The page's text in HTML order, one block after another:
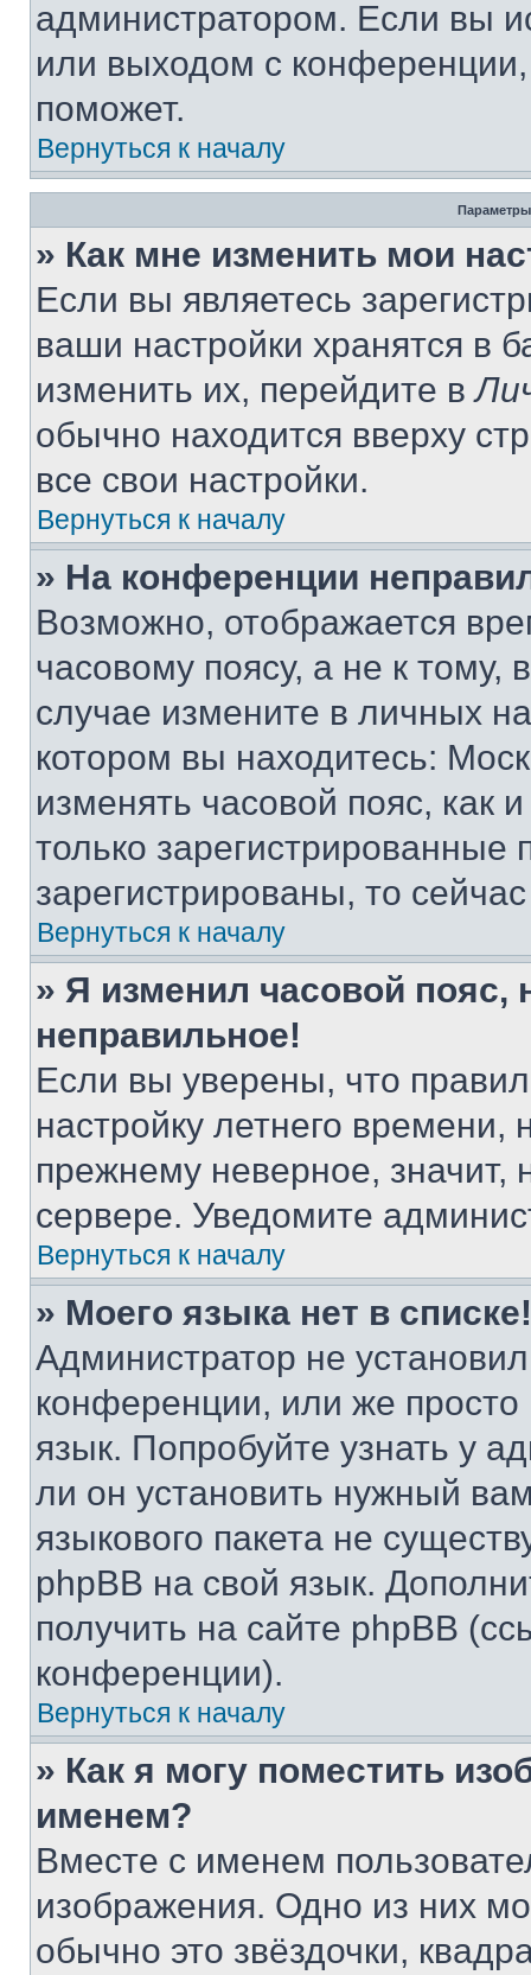
администратором. Если вы
или выходом с
поможет.
Вернуться к началу
Параметры
» Как мне изменить мои
Если вы являетесь
ваши настройки хранятся в
изменить их, перейдите в
обычно находится вверху
все свои настройки.
Вернуться к началу
» На конференции
Возможно, отображается
часовому поясу, а не к тому,
случае измените в личных
котором вы находитесь:
изменять часовой пояс, как
только
зарегистрированы, то
Вернуться к началу
» Я изменил часовой пояс,
неправильное!
Если вы уверены, что
настройку летнего
прежнему неверное, значит,
сервере. Уведомите
Вернуться к началу
» Моего языка нет в списке!
Администратор не
конференции, или же
язык. Попробуйте узнать у
ли он установить нужный
языкового пакета не
phpBB на свой язык.
получить на сайте phpBB
конференции).
Вернуться к началу
» Как я могу поместить
именем?
Вместе с именем
изображения. Одно из них
обычно это звёздочки,